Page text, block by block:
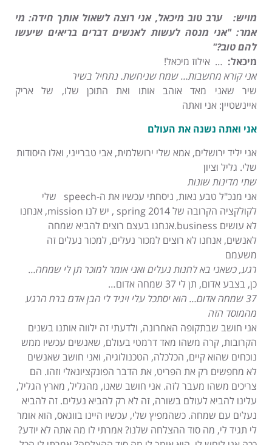
מויש: ערב טוב מיכאל, אני רוצה לשאול אותך חידה: מי
אמר: "אני מנסה לעשות לאנשים דברים בריאים שיעשו
להם טוב?"
מיכאל: … אילוז מיכאל!
אני קורא מחשבות… שמח שניחשת. נתחיל בשיר
שיר שאני מאד אוהב אותו ואת התוכן שלו, של אריק
איינשטיין: אני ואתה
אני ואתה נשנה את העולם
אני יליד ירושלים, אמא שלי ירושלמית, אבי טברייני, ואלו היסודות
שלי. גליל וציון
שתי מדינות שונות
אני מנכ"ל טבע נאות, ניסחתי עכשיו את ה-speech שלי
לקולקציה הקרובה של spring 2014 , יש לנו mission, אנחנו
לא עושים business.אנחנו בעצם רוצים להביא שמחה
לאנשים, אנחנו לא רוצים למכור נעלים, למכור נעלים זה
משעמם
רגע, כשאני בא לחנות נעלים ואני אומר למוכר תן לי שמחה…
כן, בצבע אדום, תן לי 37 שמחה אדום…
37 שמחה אדום… הוא יסתכל עלי ויגיד לי הבן אדם ברח הרגע
מהמוסד הזה
אני חושב שבתקופה האחרונה, ולדעתי זה ילווה אותנו בשנים
הקרובות, קרה משהו מאד דרמטי בעולם, שאנשים עכשיו ממש
נוכחים שהוא קיים, הכלכלה, הטכנולוגיה, ואני חושב שאנשים
לא מחפשים רק את הפריט, את הדבר הפונקציונאלי וזהו. הם
צריכים משהו מעבר לזה. אני חושב שאנו, מהגליל, מארץ הגליל,
עלינו להביא לעולם בשורה, זה לא רק להביא נעלים. זה להביא
נעלים עם שמחה. כשהמפיץ שלי, עכשיו היינו בווגאס, הוא אומר
לי תגיד לי, מה סוד ההצלחה שלנו? אמרתי לו מה אתה לא יודע?